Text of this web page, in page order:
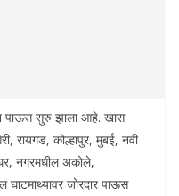
पाऊस सुरु झाला आहे. खास
रायगड, कोल्हापुर, मुंबई, नवी
नगरमधील अकोले,
घाटमाथ्यावर जोरदार पाऊस